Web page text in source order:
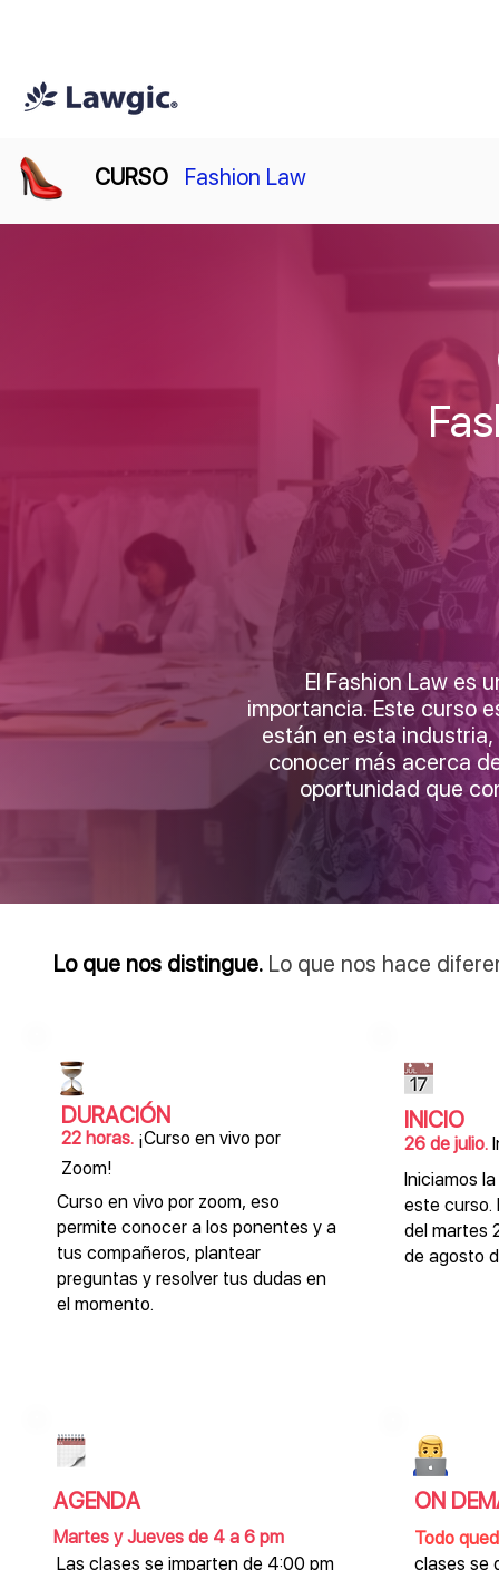
CURSO Fashion Law
El Fashion Law es
importancia. Este curso
están en esta
conocer más acerca
oportunidad que
Lo que nos distingue. Lo que nos hace
DURACIÓN
22 horas. ¡Curso en vivo por
Zoom!
Curso en vivo por zoom, eso
permite conocer a los ponentes y a
tus compañeros, plantear
preguntas y resolver tus dudas en
el momento.
INICIO
26 de julio.
Iniciamos
este curso.
del martes
de agosto
AGENDA
Martes y Jueves de 4 a 6 pm
Las clases se imparten de 4:00 pm
ON
Todo
clases se